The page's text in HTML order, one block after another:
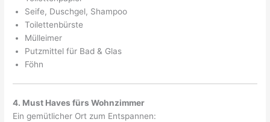
Seife, Duschgel, Shampoo
Toilettenbürste
Mülleimer
Putzmittel für Bad & Glas
Föhn
4. Must Haves fürs Wohnzimmer
Ein gemütlicher Ort zum Entspannen: